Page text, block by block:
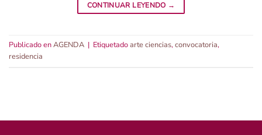
CONTINUAR LEYENDO →
Publicado enAGENDA | Etiquetadoarte ciencias,convocatoria,
residencia